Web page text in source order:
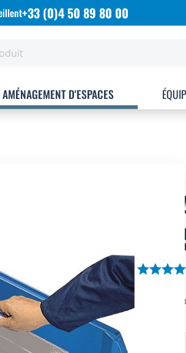
+33 (0)4 50 89 80 00
AMÉNAGEMENT D'ESPACES